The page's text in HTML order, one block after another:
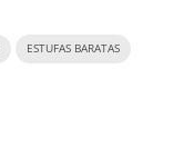
ESTUFAS BARATAS